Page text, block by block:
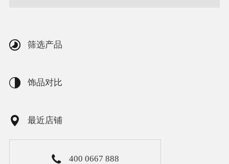
筛选产品
饰品对比
最近店铺
400 0667 888